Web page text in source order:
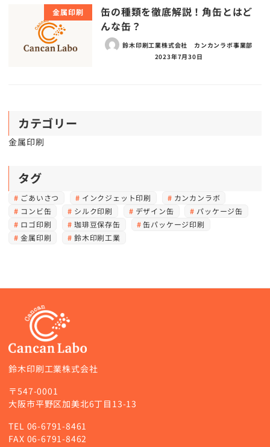
金属印刷
缶の種類を徹底解説！角缶とはど
んな缶？
鈴木印刷工業株式会社 カンカンラボ事業部
2023年7月30日
カテゴリー
金属印刷
タグ
ごあいさつ インクジェット印刷
カンカンラボ
コンビ缶
シルク印刷 デザイン缶
パッケージ缶
ロゴ印刷
珈琲豆保存缶
缶パッケージ印刷
金属印刷
鈴木印刷工業
鈴木印刷工業株式会社
〒547-0001
大阪市平野区加美北6丁目13-13
TEL 06-6791-8461
FAX 06-6791-8462